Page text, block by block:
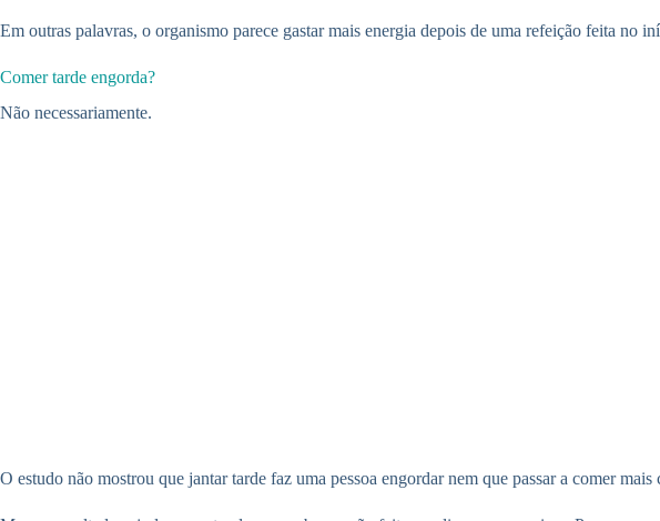
Em outras palavras, o organismo parece gastar mais energia depois de uma refeição feita no
Comer tarde engorda?
Não necessariamente.
O estudo não mostrou que jantar tarde faz uma pessoa engordar nem que passar a comer mais